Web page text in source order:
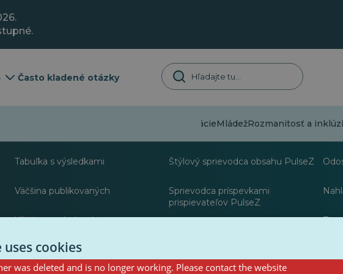
Často kladené otázky
DezinformácieMládežRozmanitosť a
Tabuľka s výsledkami
Väčšina publikovaných
Väčšina nasledovala
Štýlový sprievodca obsahu PulseZ
Sprievodca príspevkami
prispievateľov PulseZ
cookies
was deleted and is no longer working. Please contact the website